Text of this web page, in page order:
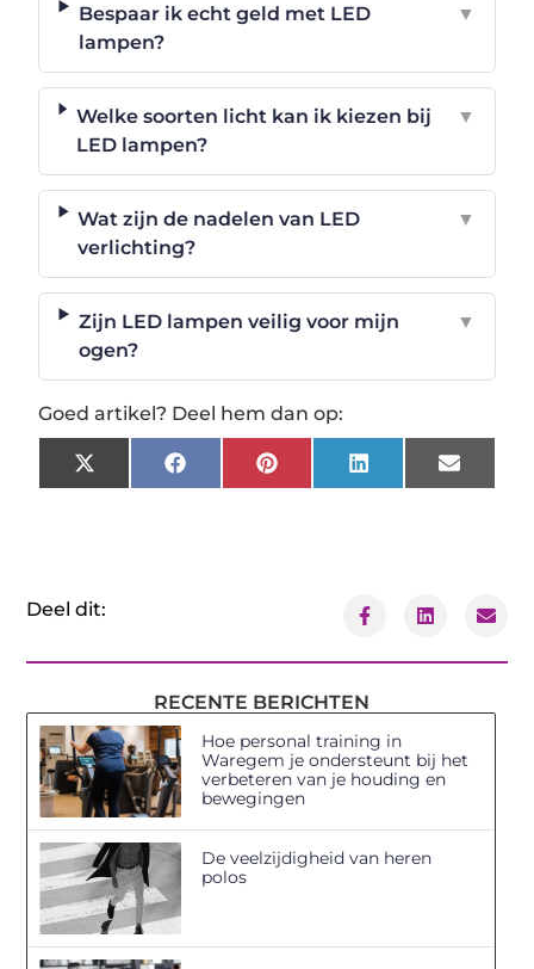
Bespaar ik echt geld met LED
lampen?
▼
Welke soorten licht kan ik kiezen bij
LED lampen?
▼
Wat zijn de nadelen van LED
verlichting?
▼
Zijn LED lampen veilig voor mijn
ogen?
▼
Goed artikel? Deel hem dan op:
X
(Twitter)
FacebookPinterestLinkedInEmail
Deel dit:
RECENTE BERICHTEN
Hoe personal training in
Waregem je ondersteunt bij het
verbeteren van je houding en
bewegingen
De veelzijdigheid van heren
polos